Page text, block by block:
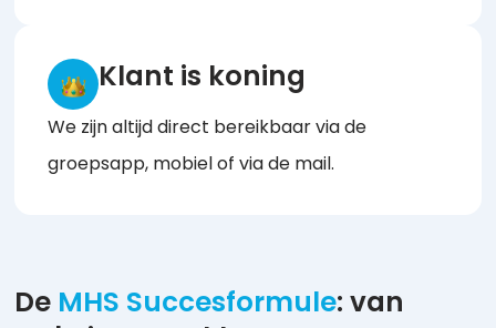
Klant is koning
We zijn altijd direct bereikbaar via de
groepsapp, mobiel of via de mail.
De MHS Succesformule: van